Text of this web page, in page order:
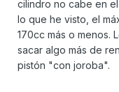
cilindro no cabe en
lo que he visto, el
170cc más o menos.
sacar algo más de
pistón "con joroba".